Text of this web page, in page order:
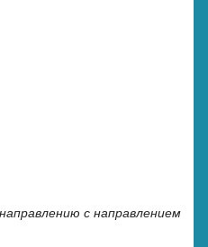
с направлением